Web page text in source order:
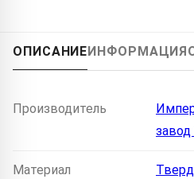
ОПИСАНИЕИНФОРМАЦИЯ
Производитель
Материал